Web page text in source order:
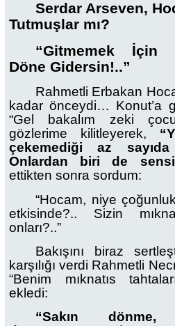
Serdar Arseven,
Tutmuşlar mı?
“Gitmemek İçin
Döne Gidersin!..”
Rahmetli Erbakan
kadar önceydi… Konut’a
“Gel bakalım zeki
gözlerime kilitleyerek,
çekemediği az
Onlardan biri de
ettikten sonra sordum:
“Hocam, niye çoğunluk
etkisinde?.. Sizin
onları?..”
Bakışını biraz
karşılığı verdi Rahmetli
“Benim mıknatıs
ekledi:
“Sakın